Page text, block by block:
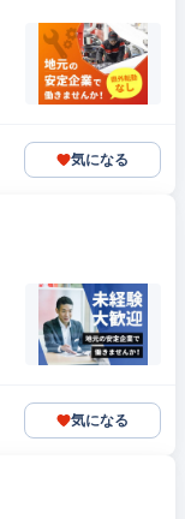
気になる
気になる